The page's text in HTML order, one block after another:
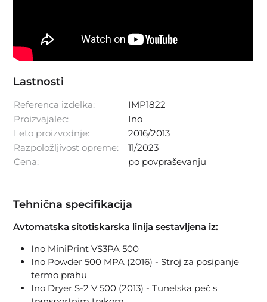
Lastnosti
Referenca izdelka:
IMP1822
Proizvajalec:
Ino
Leto proizvodnje:
2016/2013
Razpoložljivost opreme:
11/2023
Cena:
po povpraševanju
Tehnična specifikacija
Avtomatska sitotiskarska linija sestavljena iz:
Ino MiniPrint VS3PA 500
Ino Powder 500 MPA (2016) - Stroj za posipanje
termo prahu
Ino Dryer S-2 V 500 (2013) - Tunelska peč s